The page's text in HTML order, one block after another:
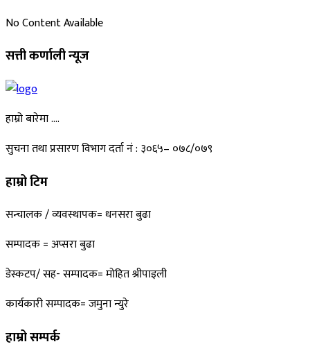
No Content Available
सत्ती कर्णाली न्यूज
हाम्रो बारेमा ….
सुचना तथा प्रसारण विभाग दर्ता नं : ३०६५– ०७८/०७९
हाम्रो टिम
सन्चालक / व्यवस्थापक= धनसरा बुढा
सम्पादक = अप्सरा बुढा
डेस्कटप/ सह- सम्पादक= माेहित श्रीपाइली
कार्यकारी सम्पादक= जमुना न्युरे
हाम्रो सम्पर्क